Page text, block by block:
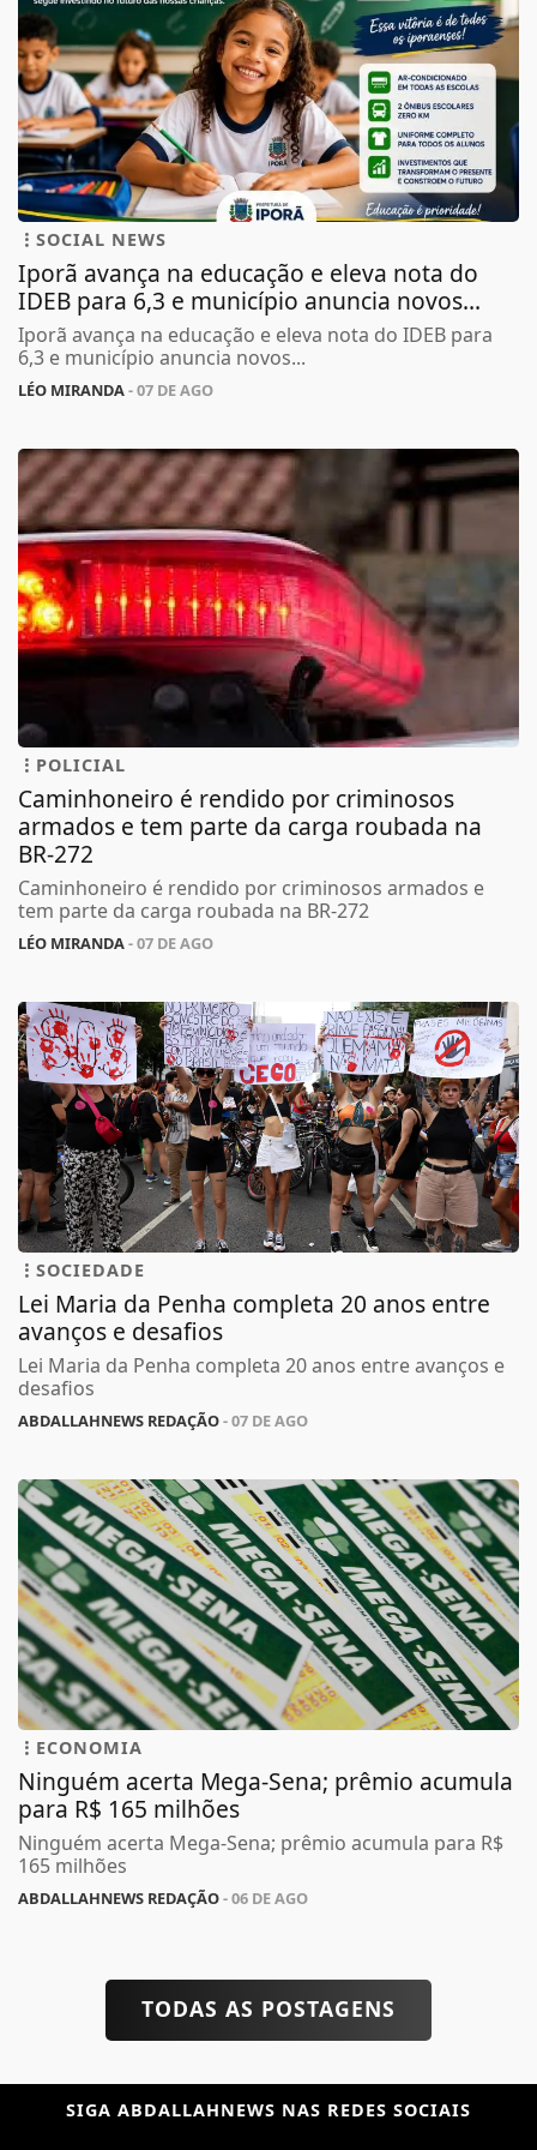
SOCIAL NEWS
Iporã avança na educação e eleva nota do
IDEB para 6,3 e município anuncia novos...
Iporã avança na educação e eleva nota do IDEB para
6,3 e município anuncia novos...
LÉO MIRANDA - 07 DE AGO
POLICIAL
Caminhoneiro é rendido por criminosos
armados e tem parte da carga roubada na
BR-272
Caminhoneiro é rendido por criminosos armados e
tem parte da carga roubada na BR-272
LÉO MIRANDA - 07 DE AGO
SOCIEDADE
Lei Maria da Penha completa 20 anos entre
avanços e desafios
Lei Maria da Penha completa 20 anos entre avanços e
desafios
ABDALLAHNEWS REDAÇÃO- 07 DE AGO
ECONOMIA
Ninguém acerta Mega-Sena; prêmio acumula
para R$ 165 milhões
Ninguém acerta Mega-Sena; prêmio acumula para R$
165 milhões
ABDALLAHNEWS REDAÇÃO- 06 DE AGO
TODAS AS POSTAGENS
SIGA ABDALLAHNEWS NAS REDES SOCIAIS